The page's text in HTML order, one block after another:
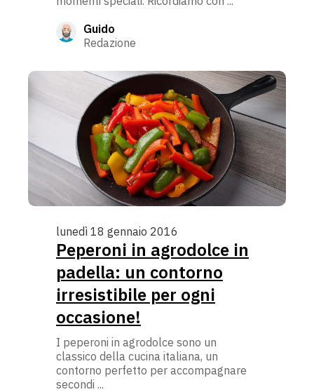
Guido
Redazione
lunedì 18 gennaio 2016
Peperoni in agrodolce in
padella: un contorno
irresistibile per ogni
occasione!
I peperoni in agrodolce sono un
classico della cucina italiana, un
contorno perfetto per accompagnare
secondi ...